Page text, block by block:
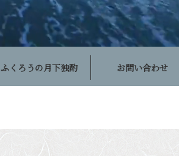
ふくろうの月下独酌 お問い合わせ